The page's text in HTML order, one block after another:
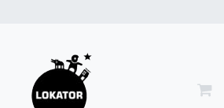
zawartości